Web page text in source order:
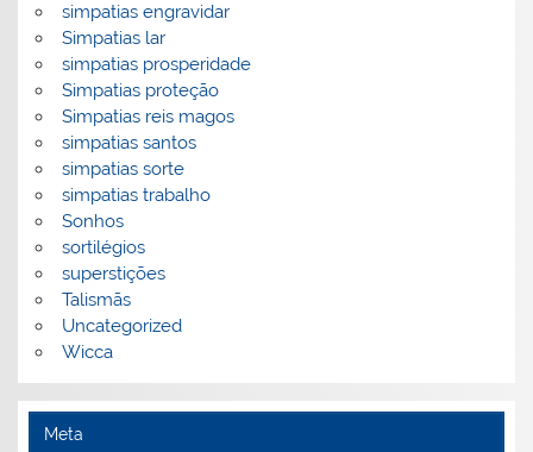
simpatias engravidar
Simpatias lar
simpatias prosperidade
Simpatias proteção
Simpatias reis magos
simpatias santos
simpatias sorte
simpatias trabalho
Sonhos
sortilégios
superstições
Talismãs
Uncategorized
Wicca
Meta